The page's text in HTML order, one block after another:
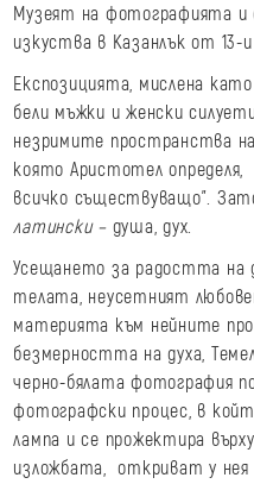
Музеят на фотографията и
изкуства в Казанлък от 13-
Експозицията, мислена
бели мъжки и женски
незримите пространства
която Аристотел
всичко съществуващо".
латински – душа, дух.
Усещането за радостта
телата, неусетният
материята към нейните
безмерността на духа,
черно-бялата фотография
фотографски процес, в
лампа и се прожектира
изложбата, откриват у нея